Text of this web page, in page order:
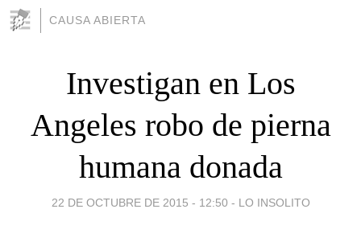
CAUSA ABIERTA
Investigan en Los
Angeles robo de pierna
humana donada
22 DE OCTUBRE DE 2015 - 12:50 - LO INSOLITO